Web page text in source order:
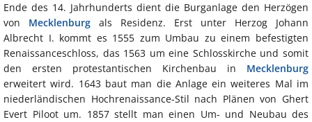
Ende des 14. Jahrhunderts dient die Burganlage den Herzögen
von Mecklenburg als Residenz. Erst unter Herzog Johann
Albrecht I. kommt es 1555 zum Umbau zu einem befestigten
Renaissanceschloss, das 1563 um eine Schlosskirche und somit
den ersten protestantischen Kirchenbau in Mecklenburg
erweitert wird. 1643 baut man die Anlage ein weiteres Mal im
niederländischen Hochrenaissance-Stil nach Plänen von Ghert
Evert Piloot um. 1857 stellt man einen Um- und Neubau des